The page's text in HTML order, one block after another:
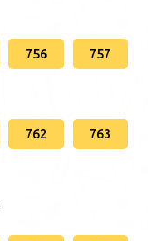
756 757
762 763